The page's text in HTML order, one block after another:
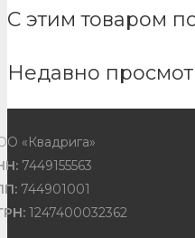
С этим товаром
Недавно
«Квадрига»
7449155563
744901001
1247400032362